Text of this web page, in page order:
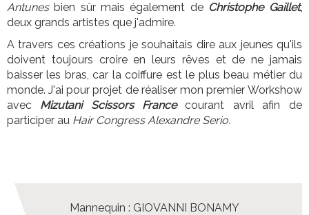
Antunesbien sûr mais également de Christophe Gaillet,
deux grands artistes que j'admire.
A travers ces créations je souhaitais dire aux jeunes qu'ils
doivent toujours croire en leurs rêves et de ne jamais
baisser les bras, car la coiffure est le plus beau métier du
monde. J'ai pour projet de réaliser mon premier Workshow
avec
Mizutani Scissors France
courant avril afin de
participer au Hair Congress Alexandre Serio.
Mannequin : GIOVANNI BONAMY